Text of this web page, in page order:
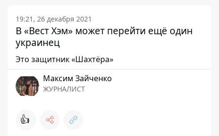
19:21, 26 декабря 2021
В «Вест Хэм» может перейти ещё один
украинец
Это защитник «Шахтёра»
Максим Зайченко
ЖУРНАЛИСТ
👍